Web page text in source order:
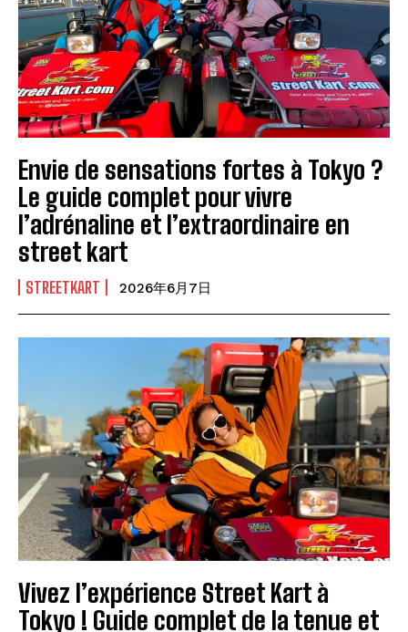
Envie de sensations fortes à Tokyo ?
Le guide complet pour vivre
l’adrénaline et l’extraordinaire en
street kart
STREETKART 2026年6月7日
Vivez l’expérience Street Kart à
Tokyo ! Guide complet de la tenue et